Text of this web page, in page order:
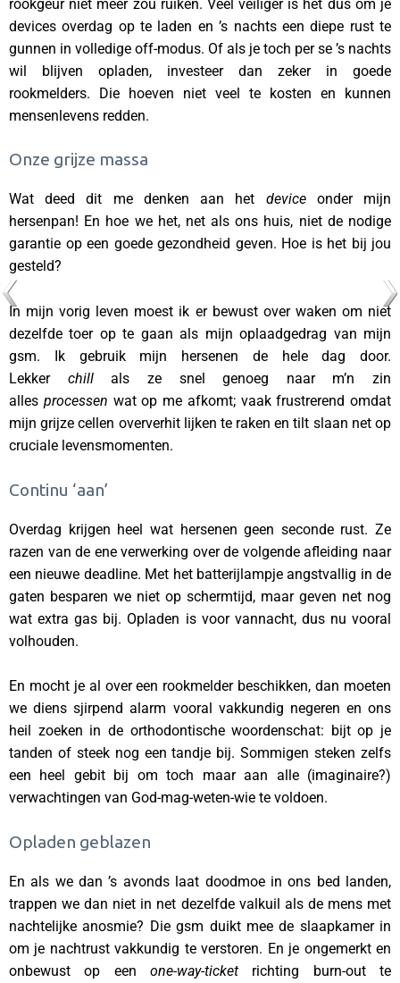
rookgeur niet meer zou ruiken. Veel veiliger is het dus om je
devices overdag op te laden en ’s nachts een diepe rust te
gunnen in volledige off-modus. Of als je toch per se ’s nachts
wil blijven opladen, investeer dan zeker in goede
rookmelders. Die hoeven niet veel te kosten en kunnen
mensenlevens redden.
Onze grijze massa
Wat deed dit me denken aan het deviceonder mijn
hersenpan! En hoe we het, net als ons huis, niet de nodige
garantie op een goede gezondheid geven. Hoe is het bij jou
gesteld?
In mijn vorig leven moest ik er bewust over waken om niet
dezelfde toer op te gaan als mijn oplaadgedrag van mijn
gsm. Ik gebruik mijn hersenen de hele dag door.
Lekker chillals ze snel genoeg naar m’n zin
alles processen wat op me afkomt; vaak frustrerend omdat
mijn grijze cellen oververhit lijken te raken en tilt slaan net op
cruciale levensmomenten.
Continu ‘aan’
Overdag krijgen heel wat hersenen geen seconde rust. Ze
razen van de ene verwerking over de volgende afleiding naar
een nieuwe deadline. Met het batterijlampje angstvallig in de
gaten besparen we niet op schermtijd, maar geven net nog
wat extra gas bij. Opladen is voor vannacht, dus nu vooral
volhouden.
En mocht je al over een rookmelder beschikken, dan moeten
we diens sjirpend alarm vooral vakkundig negeren en ons
heil zoeken in de orthodontische woordenschat: bijt op je
tanden of steek nog een tandje bij. Sommigen steken zelfs
een heel gebit bij om toch maar aan alle (imaginaire?)
verwachtingen van God-mag-weten-wie te voldoen.
Opladen geblazen
En als we dan ’s avonds laat doodmoe in ons bed landen,
trappen we dan niet in net dezelfde valkuil als de mens met
nachtelijke anosmie? Die gsm duikt mee de slaapkamer in
om je nachtrust vakkundig te verstoren. En je ongemerkt en
onbewust op een one-way-ticket richting burn-out te